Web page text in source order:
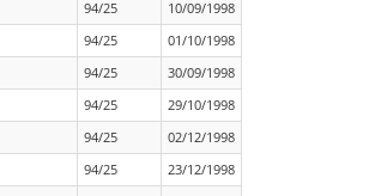
94/25
10/09/1998
94/25
01/10/1998
94/25
30/09/1998
94/25
29/10/1998
94/25
02/12/1998
94/25
23/12/1998